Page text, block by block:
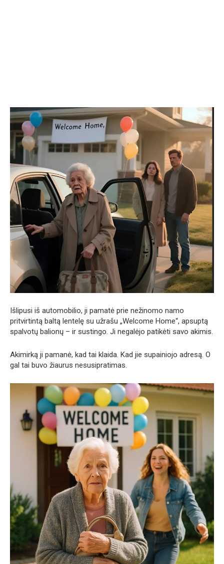
Išlipusi iš automobilio, ji pamatė prie nežinomo namo
pritvirtintą baltą lentelę su užrašu „Welcome Home“, apsuptą
spalvotų balionų – ir sustingo. Ji negalėjo patikėti savo akimis.
Akimirką ji pamanė, kad tai klaida. Kad jie supainiojo adresą. O
gal tai buvo žiaurus nesusipratimas.